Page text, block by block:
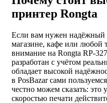
принтер Rongta
Если вам нужен надёжный
магазине, кафе или любой
внимание на Rongta RP-
разработан с учётом
обладает высокой
в PosBazar сами
честно можем сказать: это
скоростью печати